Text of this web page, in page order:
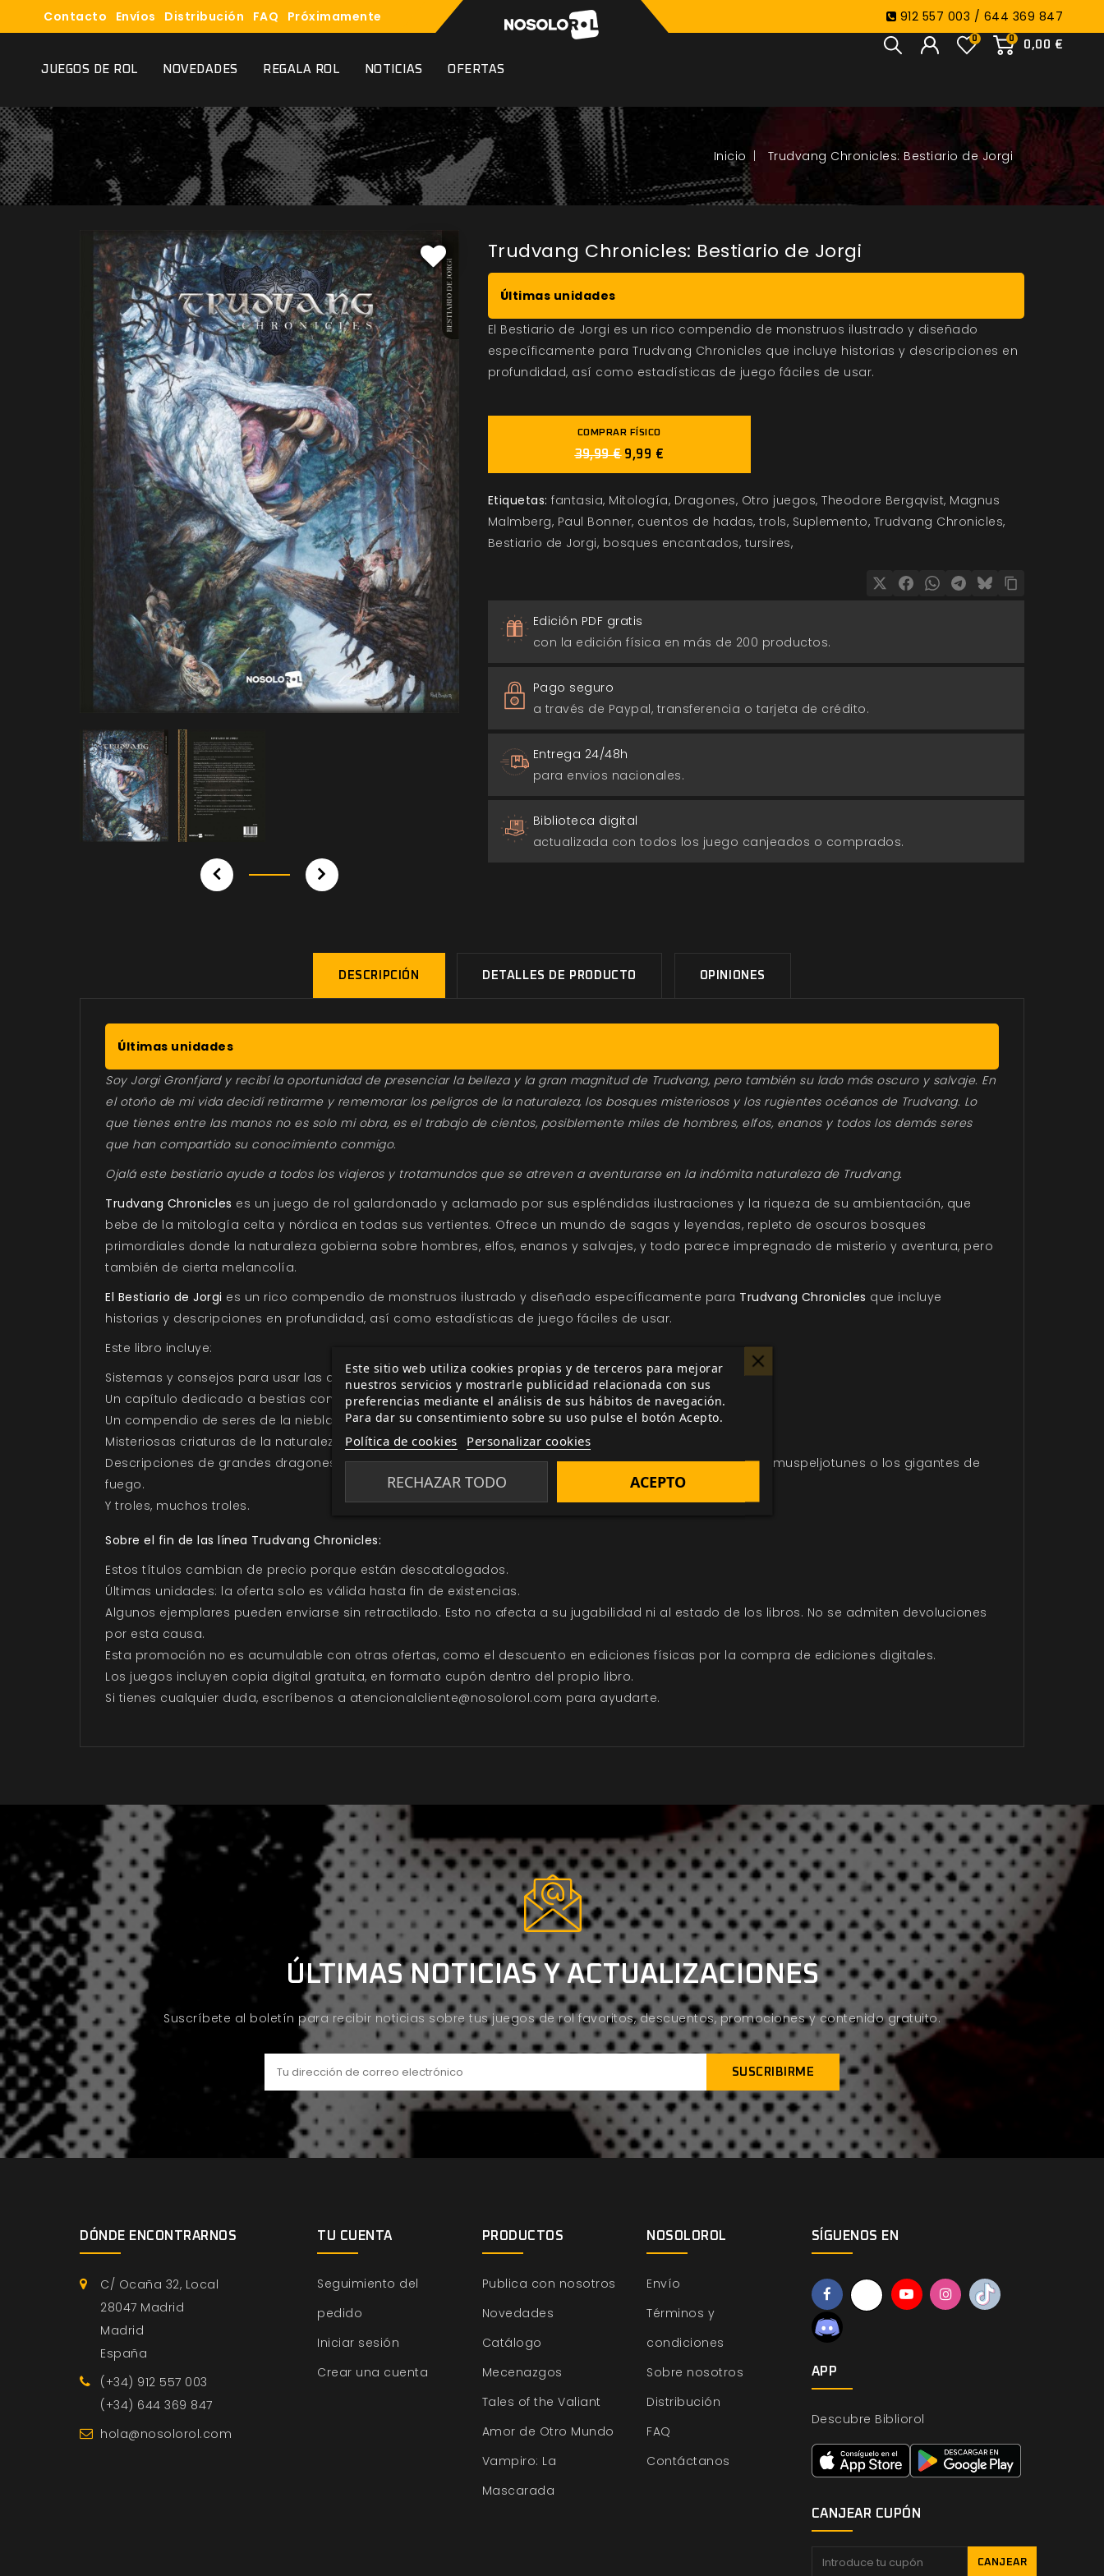
Contacto Envíos Distribución FAQ Próximamente 912 557 003 / 644 369 847
0
0,00 €
0
JUEGOS DE ROL NOVEDADES REGALA ROL NOTICIAS OFERTAS
Trudvang Chronicles: Bestiario de Jorgi
Trudvang Chronicles: Bestiario de Jorgi
Últimas unidades
El Bestiario de Jorgi es un rico compendio de monstruos ilustrado y diseñado
específicamente para Trudvang Chronicles que incluye historias y descripciones en
profundidad, así como estadísticas de juego fáciles de usar.
COMPRAR FÍSICO
39,99 € 9,99 €
Etiquetas: fantasia Mitología Dragones Otro juegos Theodore Bergqvist Magnus
Malmberg Paul Bonner cuentos de hadas trols Suplemento Trudvang Chronicles
Bestiario de Jorgi bosques encantados tursires
Edición PDF gratis
con la edición física en más de 200 productos.
Pago seguro
a través de Paypal, transferencia o tarjeta de crédito.
Entrega 24/48h
para envios nacionales.
Biblioteca digital
actualizada con todos los juego canjeados o comprados.
DESCRIPCIÓN DETALLES DE PRODUCTO OPINIONES
Últimas unidades
Soy Jorgi Gronfjard y recibí la oportunidad de presenciar la belleza y la gran magnitud de Trudvang, pero también su lado más oscuro y salvaje. En
el otoño de mi vida decidí retirarme y rememorar los peligros de la naturaleza, los bosques misteriosos y los rugientes océanos de Trudvang. Lo
que tienes entre las manos no es solo mi obra, es el trabajo de cientos, posiblemente miles de hombres, elfos, enanos y todos los demás seres
que han compartido su conocimiento conmigo.
Ojalá este bestiario ayude a todos los viajeros y trotamundos que se atreven a aventurarse en la indómita naturaleza de Trudvang.
Trudvang Chronicles es un juego de rol galardonado y aclamado por sus espléndidas ilustraciones y la riqueza de su ambientación, que
bebe de la mitología celta y nórdica en todas sus vertientes. Ofrece un mundo de sagas y leyendas, repleto de oscuros bosques
primordiales donde la naturaleza gobierna sobre hombres, elfos, enanos y salvajes, y todo parece impregnado de misterio y aventura, pero
también de cierta melancolía.
El Bestiario de Jorgi es un rico compendio de monstruos ilustrado y diseñado específicamente para Trudvang Chronicles que incluye
historias y descripciones en profundidad, así como estadísticas de juego fáciles de usar.
Este libro incluye:
Sistemas y consejos para usar las criaturas en las partidas y sacarles el máximo partido.
Un capítulo dedicado a bestias como el ulm nocturno, el troltauro o la serpiente gigante.
Un compendio de seres de la niebla, como los demonios, el habitasombras o el draugr.
Misteriosas criaturas de la naturaleza, como el grendel, la huldra o los kreófagos.
Descripciones de grandes dragones, como los huvfurwurm o los dragones hidra y de gigantes como los muspeljotunes o los gigantes de
fuego.
Y troles, muchos troles.
Sobre el fin de las línea Trudvang Chronicles:
Estos títulos cambian de precio porque están descatalogados.
Últimas unidades: la oferta solo es válida hasta fin de existencias.
Algunos ejemplares pueden enviarse sin retractilado. Esto no afecta a su jugabilidad ni al estado de los libros. No se admiten devoluciones
por esta causa.
Esta promoción no es acumulable con otras ofertas, como el descuento en ediciones físicas por la compra de ediciones digitales.
Los juegos incluyen copia digital gratuita, en formato cupón dentro del propio libro.
Si tienes cualquier duda, escríbenos a atencionalcliente@nosolorol.com para ayudarte.
ÚLTIMAS NOTICIAS Y ACTUALIZACIONES
Suscríbete al boletín para recibir noticias sobre tus juegos de rol favoritos, descuentos, promociones y contenido gratuito.
DÓNDE ENCONTRARNOS
C/ Ocaña 32, Local
28047 Madrid
Madrid
España
(+34) 912 557 003
(+34) 644 369 847
hola@nosolorol.com
TU CUENTA
Seguimiento del
pedido
Iniciar sesión
Crear una cuenta
PRODUCTOS
Publica con nosotros
Novedades
Catálogo
Mecenazgos
Tales of the Valiant
Amor de Otro Mundo
Vampiro: La
Mascarada
NOSOLOROL
Envío
Términos y
condiciones
Sobre nosotros
Distribución
FAQ
Contáctanos
SÍGUENOS EN
Este sitio web utiliza cookies propias y de terceros para mejorar
nuestros servicios y mostrarle publicidad relacionada con sus
preferencias mediante el análisis de sus hábitos de navegación.
Para dar su consentimiento sobre su uso pulse el botón Acepto.
Política de cookies Personalizar cookies
RECHAZAR TODO ACEPTO
APP
Descubre Bibliorol
CANJEAR CUPÓN
CANJEAR